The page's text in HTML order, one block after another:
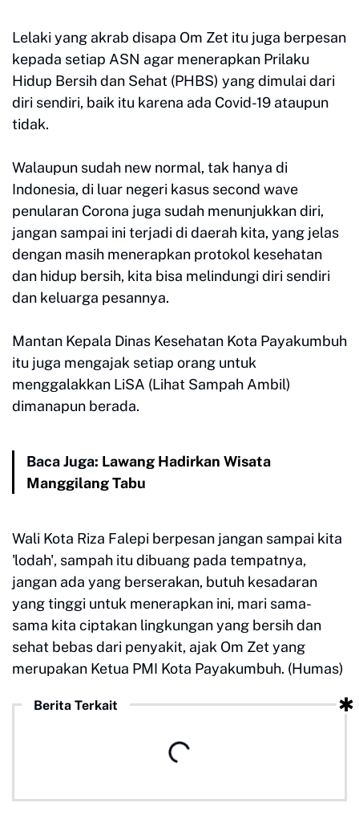
Lelaki yang akrab disapa Om Zet itu juga berpesan
kepada setiap ASN agar menerapkan Prilaku
Hidup Bersih dan Sehat (PHBS) yang dimulai dari
diri sendiri, baik itu karena ada Covid-19 ataupun
tidak.
Walaupun sudah new normal, tak hanya di
Indonesia, di luar negeri kasus second wave
penularan Corona juga sudah menunjukkan diri,
jangan sampai ini terjadi di daerah kita, yang jelas
dengan masih menerapkan protokol kesehatan
dan hidup bersih, kita bisa melindungi diri sendiri
dan keluarga pesannya.
Mantan Kepala Dinas Kesehatan Kota Payakumbuh
itu juga mengajak setiap orang untuk
menggalakkan LiSA (Lihat Sampah Ambil)
dimanapun berada.
Baca Juga: Lawang Hadirkan Wisata
Manggilang Tabu
Wali Kota Riza Falepi berpesan jangan sampai kita
'lodah', sampah itu dibuang pada tempatnya,
jangan ada yang berserakan, butuh kesadaran
yang tinggi untuk menerapkan ini, mari sama-
sama kita ciptakan lingkungan yang bersih dan
sehat bebas dari penyakit, ajak Om Zet yang
merupakan Ketua PMI Kota Payakumbuh. (Humas)
Berita Terkait